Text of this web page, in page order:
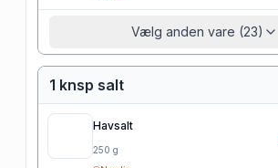
Vælg anden vare (23)
1 knsp salt
Havsalt
250 g